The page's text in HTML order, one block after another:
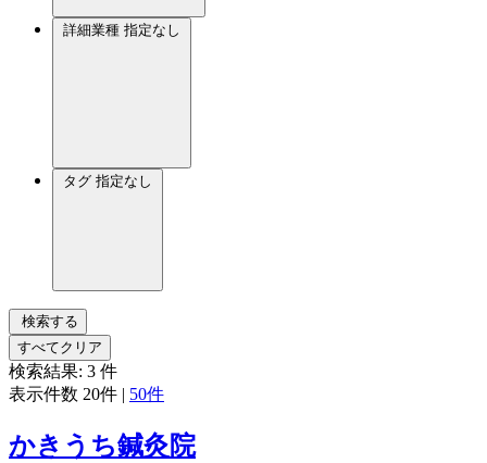
詳細業種 指定なし
タグ 指定なし
検索する
すべてクリア
検索結果: 3 件
表示件数 20件 | 50件
かきうち鍼灸院